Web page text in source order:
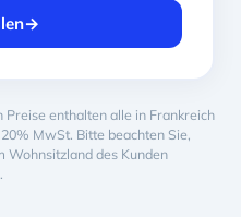
→
enthalten alle in Frankreich
MwSt. Bitte beachten Sie,
Wohnsitzland des Kunden